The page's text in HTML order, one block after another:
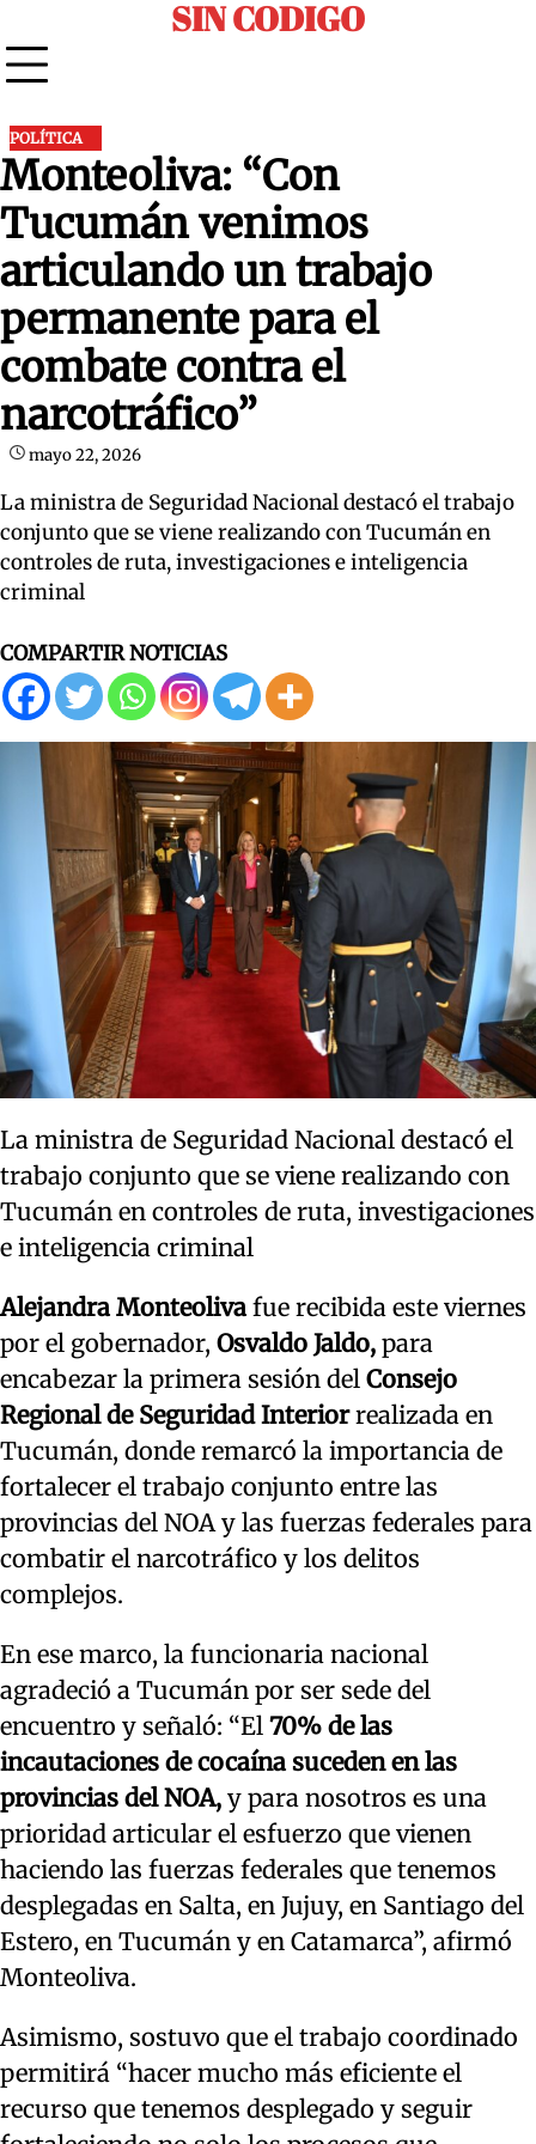
to
content
SIN CODIGO
POLÍTICA
Monteoliva: “Con
Tucumán venimos
articulando un trabajo
permanente para el
combate contra el
narcotráfico”
mayo 22, 2026
La ministra de Seguridad Nacional destacó el trabajo
conjunto que se viene realizando con Tucumán en
controles de ruta, investigaciones e inteligencia
criminal
COMPARTIR NOTICIAS
La ministra de Seguridad Nacional destacó el
trabajo conjunto que se viene realizando con
Tucumán en controles de ruta, investigaciones
e inteligencia criminal
Alejandra Monteoliva fue recibida este viernes
por el gobernador, Osvaldo Jaldo, para
encabezar la primera sesión del Consejo
Regional de Seguridad Interiorrealizada en
Tucumán, donde remarcó la importancia de
fortalecer el trabajo conjunto entre las
provincias del NOA y las fuerzas federales para
combatir el narcotráfico y los delitos
complejos.
En ese marco, la funcionaria nacional
agradeció a Tucumán por ser sede del
encuentro y señaló: “El 70% de las
incautaciones de cocaína suceden en las
provincias del NOA, y para nosotros es una
prioridad articular el esfuerzo que vienen
haciendo las fuerzas federales que tenemos
desplegadas en Salta, en Jujuy, en Santiago del
Estero, en Tucumán y en Catamarca”, afirmó
Monteoliva.
Asimismo, sostuvo que el trabajo coordinado
permitirá “hacer mucho más eficiente el
recurso que tenemos desplegado y seguir